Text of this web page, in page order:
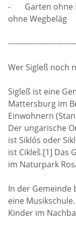
- Garten ohne
ohne Wegbeläg
Wer Sigleß noch
Sigleß ist eine
Mattersburg im
Einwohnern
Der ungarische
ist Siklós oder
ist Cikleš.[1] Das
im Naturpark
In der Gemeinde
eine
Kinder im